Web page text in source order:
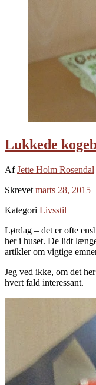
Lukkede
AfJette Holm Rosendal
Skrevet marts 28, 2015
Kategori Livsstil
Lørdag – det er ofte
her i huset. De lidt
artikler om vigtige
Jeg ved ikke, om det
hvert fald interessant.